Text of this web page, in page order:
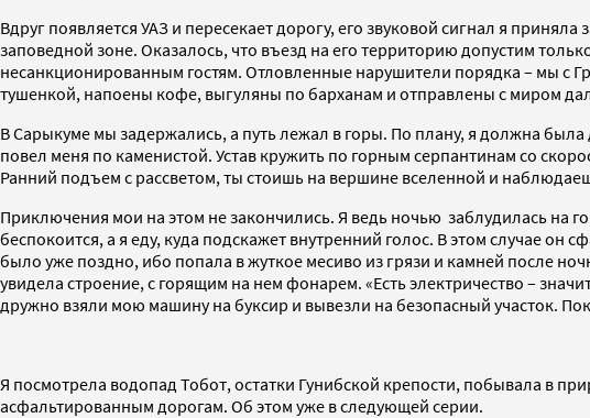
Вдруг появляется УАЗ и пересекает дорогу, его звуковой сигнал я
заповедной зоне. Оказалось, что въезд на его территорию допустим
несанкционированным гостям. Отловленные нарушители порядка – мы с
тушенкой, напоены кофе, выгуляны по барханам и отправлены с миром
В Сарыкуме мы задержались, а путь лежал в горы. По плану, я должна была
повел меня по каменистой. Устав кружить по горным серпантинам со
Ранний подъем с рассветом, ты стоишь на вершине вселенной и
Приключения мои на этом не закончились. Я ведь ночью заблудилась на
беспокоится, а я еду, куда подскажет внутренний голос. В этом случае он
было уже поздно, ибо попала в жуткое месиво из грязи и камней после
увидела строение, с горящим на нем фонарем. «Есть электричество –
дружно взяли мою машину на буксир и вывезли на безопасный участок.
Я посмотрела водопад Тобот, остатки Гунибской крепости, побывала в
асфальтированным дорогам. Об этом уже в следующей серии.